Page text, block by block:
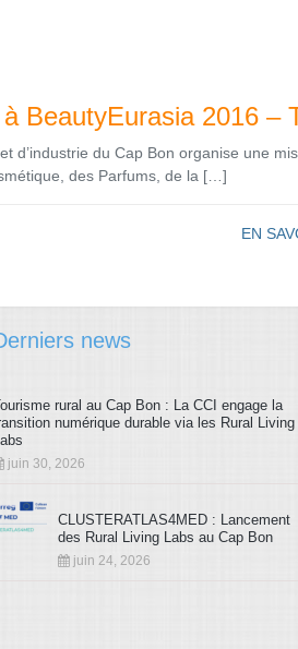
BeautyEurasia 2016 –
d’industrie du Cap Bon organise une
des Parfums, de la […]
EN
news
rural au Cap Bon : La CCI engage la
numérique durable via les Rural Living
juin 30, 2026
CLUSTERATLAS4MED : Lancement
des Rural Living Labs au Cap Bon
juin 24, 2026